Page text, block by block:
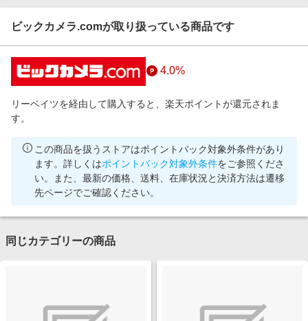
ビックカメラ.comが取り扱っている商品です
4.0%
リーベイツを経由して購入すると、楽天ポイントが還元されま
す。
この商品を扱うストアはポイントバック対象外条件があり
ます。詳しくはポイントバック対象外条件をご参照くださ
い。また、最新の価格、送料、在庫状況と決済方法は遷移
先ページでご確認ください。
同じカテゴリーの商品